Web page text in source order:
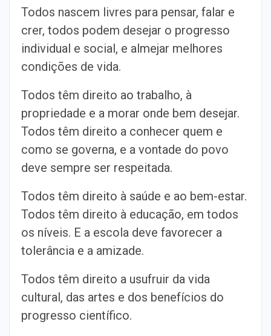
Todos nascem livres para pensar, falar e
crer, todos podem desejar o progresso
individual e social, e almejar melhores
condições de vida.
Todos têm direito ao trabalho, à
propriedade e a morar onde bem desejar.
Todos têm direito a conhecer quem e
como se governa, e a vontade do povo
deve sempre ser respeitada.
Todos têm direito à saúde e ao bem-estar.
Todos têm direito à educação, em todos
os níveis. E a escola deve favorecer a
tolerância e a amizade.
Todos têm direito a usufruir da vida
cultural, das artes e dos benefícios do
progresso científico.